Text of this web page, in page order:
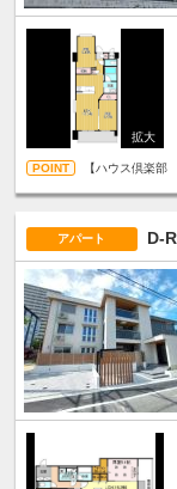
【ハウス倶楽
アパート D-